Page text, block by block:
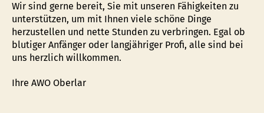
Wir sind gerne bereit, Sie mit unseren Fähigkeiten zu
unterstützen, um mit Ihnen viele schöne Dinge
herzustellen und nette Stunden zu verbringen. Egal ob
blutiger Anfänger oder langjähriger Profi, alle sind bei
uns herzlich willkommen.
Ihre AWO Oberlar